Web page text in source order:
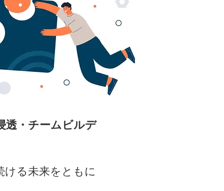
透・チームビルデ
ける未来をともに